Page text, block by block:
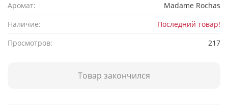
Аромат:
Madame Rochas
Наличие:
Последний товар!
Просмотров:
217
Товар закончился